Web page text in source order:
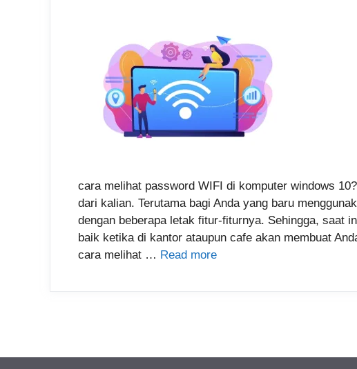
cara melihat password WIFI di komputer windows
dari kalian. Terutama bagi Anda yang baru
dengan beberapa letak fitur-fiturnya. Sehingga, saat
baik ketika di kantor ataupun cafe akan membuat
cara melihat … Read more